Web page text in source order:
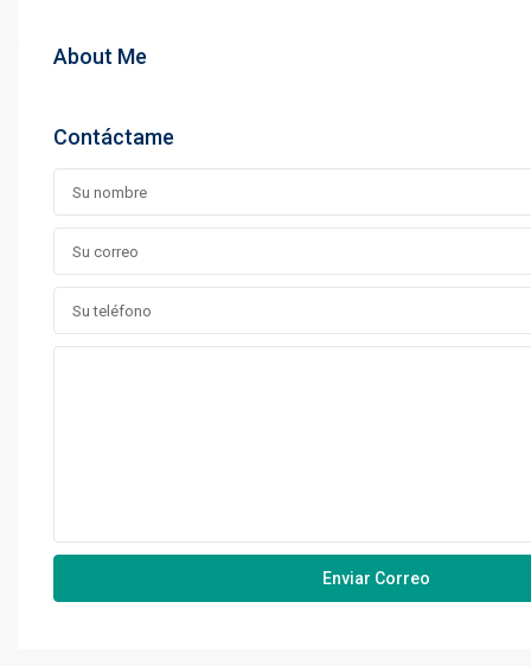
About Me
Contáctame